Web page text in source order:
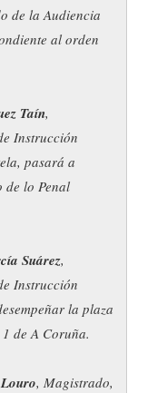
de la Audiencia
al orden
Taín,
Instrucción
pasará a
de lo Penal
Suárez,
Instrucción
la plaza
de A Coruña.
, Magistrado,